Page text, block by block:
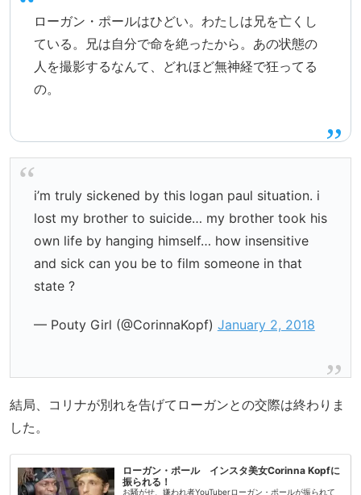
ローガン・ポールはひどい。わたしは兄を亡くし
ている。兄は自分で命を絶ったから。あの状態の
人を撮影するなんて、どれほど無神経で狂ってる
の。
i’m truly sickened by this logan paul situation. i
lost my brother to suicide… my brother took his
own life by hanging himself… how insensitive
and sick can you be to film someone in that
state ?
— Pouty Girl (@CorinnaKopf) January 2, 2018
結局、コリナが別れを告げてローガンとの交際は終わりま
した。
ローガン・ポール インスタ美女Corinna Kopfに
振られる！
お騒がせ、嫌われ者YouTuberローガン・ポールが振られて